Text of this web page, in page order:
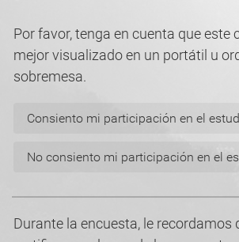
Por favor, tenga en cuenta que este
mejor visualizado en un portátil u
sobremesa.
Consiento mi participación en el
No consiento mi participación en el
Durante la encuesta, le recordamos